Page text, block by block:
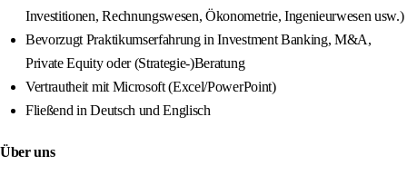
Investitionen, Rechnungswesen, Ökonometrie, Ingenieurwesen usw.)
Bevorzugt Praktikumserfahrung in Investment Banking, M&A,
Private Equity oder (Strategie-)Beratung
Vertrautheit mit Microsoft (Excel/PowerPoint)
Fließend in Deutsch und Englisch
Über uns